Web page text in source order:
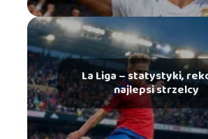
La Liga – statystyki,
najlepsi strzelcy